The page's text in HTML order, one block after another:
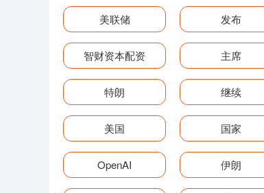
美联储 发布
智财资本配资 主席
特朗 继续
美国 国家
OpenAI 伊朗